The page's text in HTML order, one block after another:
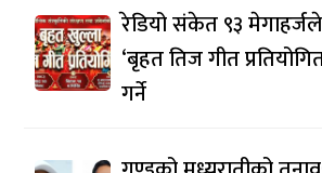
रेडियो संकेत ९३
‘बृहत तिज गीत
गर्ने